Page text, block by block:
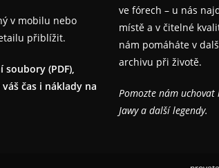
v mobilu nebo
přiblížit.
(PDF),
čas i náklady na
ve fórech – u nás
místě a v čitelné
nám pomáháte v
archivu při životě.
Pomozte nám
Jawy a další legendy.